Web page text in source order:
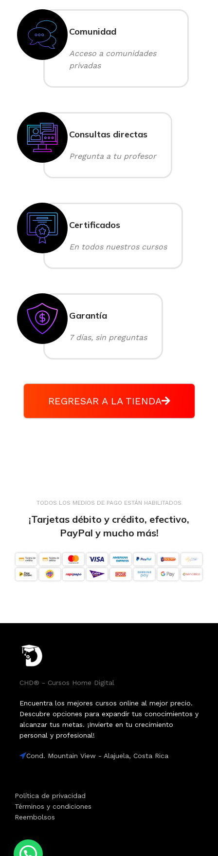
Comunidad
Acceso a comunidades
privadas
Consultas directas
Pregunta a tu profesor
Certificados
En todos nuestros cursos
Garantía
7 días, sin preguntas
REGRESAR A LA TIENDA
TODOS LOS MEDIOS DE PAGO ESTÁN HABILITADOS
¡Tarjetas débito y crédito, efectivo,
PayPal y mucho más!
CHD® - Cursos Home Digital
Encuentra los mejores cursos online al mejor precio.
Descubre opciones para expandir tus conocimientos y
alcanzar tus metas. ¡Invierte en tu crecimiento
personal y profesional!
Cond. Mountain View - Alajuela, Costa Rica
Política de privacidad
Términos y condiciones
Reembolsos